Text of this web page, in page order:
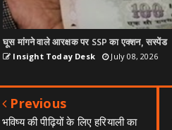
घूस मांगने वाले आरक्षक पर SSP का एक्शन, सस्पेंड
Insight Today Desk July 08, 2026
Previous
भविष्य की पीढ़ियों के लिए हरियाली का